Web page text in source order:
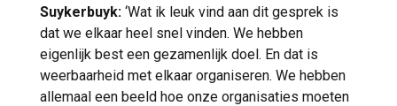
Suykerbuyk: ‘Wat ik leuk vind aan dit gesprek is
dat we elkaar heel snel vinden. We hebben
eigenlijk best een gezamenlijk doel. En dat is
weerbaarheid met elkaar organiseren. We hebben
allemaal een beeld hoe onze organisaties moeten